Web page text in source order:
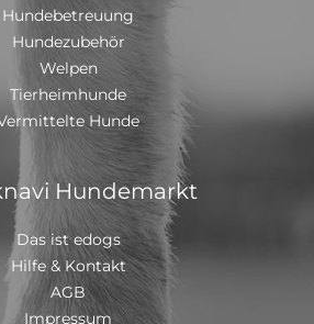
Hundebetreuung
Hundezubehör
Welpen
Tierheimhunde
Hunde
Hundemarkt
Das ist edogs
Hilfe & Kontakt
AGB
Impressum